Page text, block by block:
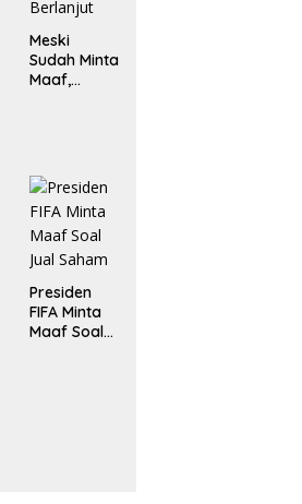
Meski
Sudah Minta
Maaf,
Presiden
FIFA Minta
Maaf Soal